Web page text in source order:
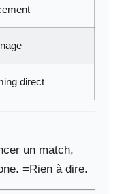
direct
un match,
=Rien à dire.